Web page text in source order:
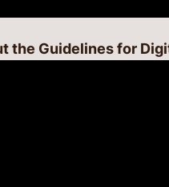
the Guidelines for